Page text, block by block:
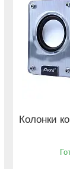
Колонки